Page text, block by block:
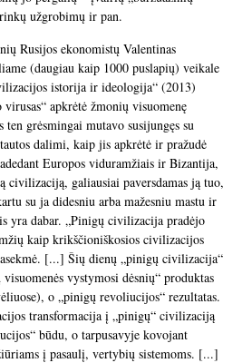
užgrobimų ir pan.
Rusijos ekonomistų Valentinas
(daugiau kaip 1000 puslapių) veikale
istorija ir ideologija“ (2013)
apkrėtė žmonių visuomenę
ten grėsmingai mutavo susijungęs su
dalimi, kaip jis apkrėtė ir pražudė
Europos viduramžiais ir Bizantija,
galiausiai paversdamas ją tuo,
su ja didesniu arba mažesniu mastu ir
yra dabar. „Pinigų civilizacija pradėjo
kaip krikščioniškosios civilizacijos
[...] Šių dienų „pinigų civilizacija“
vystymosi dėsnių“ produktas
o „pinigų revoliucijos“ rezultatas.
transformacija į „pinigų“ civilizaciją
būdu, o tarpusavyje kovojant
į pasaulį, vertybių sistemoms. [...]